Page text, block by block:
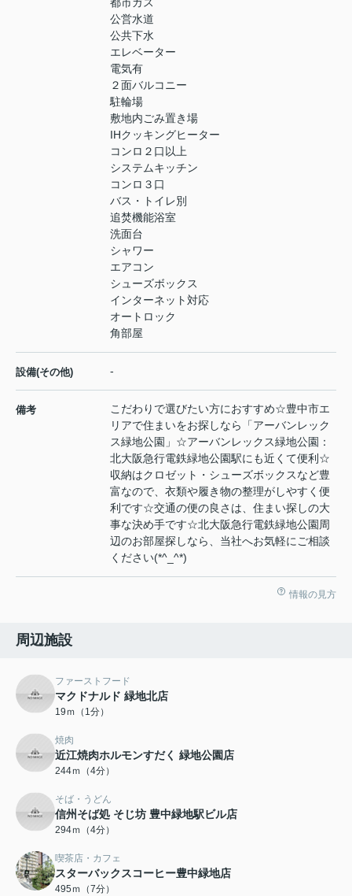
公営水道
公共下水
エレベーター
電気有
２面バルコニー
駐輪場
敷地内ごみ置き場
IHクッキングヒーター
コンロ２口以上
システムキッチン
コンロ３口
バス・トイレ別
追焚機能浴室
洗面台
シャワー
エアコン
シューズボックス
インターネット対応
オートロック
角部屋
設備(その他) -
備考
こだわりで選びたい方におすすめ☆豊中市エ
リアで住まいをお探しなら「アーバンレック
ス緑地公園」☆アーバンレックス緑地公園：
北大阪急行電鉄緑地公園駅にも近くて便利☆
収納はクロゼット・シューズボックスなど豊
富なので、衣類や履き物の整理がしやすく便
利です☆交通の便の良さは、住まい探しの大
事な決め手です☆北大阪急行電鉄緑地公園周
辺のお部屋探しなら、当社へお気軽にご相談
ください(*^_^*)
情報の見方
周辺施設
ファーストフード
マクドナルド 緑地北店
19ｍ（1分）
焼肉
近江焼肉ホルモンすだく 緑地公園店
244ｍ（4分）
そば・うどん
信州そば処 そじ坊 豊中緑地駅ビル店
294ｍ（4分）
喫茶店・カフェ
スターバックスコーヒー豊中緑地店
495ｍ（7分）